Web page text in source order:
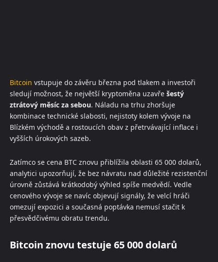
Bitcoin vstupuje do závěru března pod tlakem a investoři
sledují možnost, že největší kryptoměna uzavře šestý
ztrátový měsíc za sebou. Náladu na trhu zhoršuje
kombinace technické slabosti, nejistoty kolem vývoje na
Blízkém východě a rostoucích obav z přetrvávající inflace i
vyšších úrokových sazeb.
Zatímco se cena BTC znovu přiblížila oblasti 65 000 dolarů,
analytici upozorňují, že bez návratu nad důležité rezistenční
úrovně zůstává krátkodobý výhled spíše medvědí. Vedle
cenového vývoje se navíc objevují signály, že velcí hráči
omezují expozici a současná poptávka nemusí stačit k
přesvědčivému obratu trendu.
Bitcoin znovu testuje 65 000 dolarů